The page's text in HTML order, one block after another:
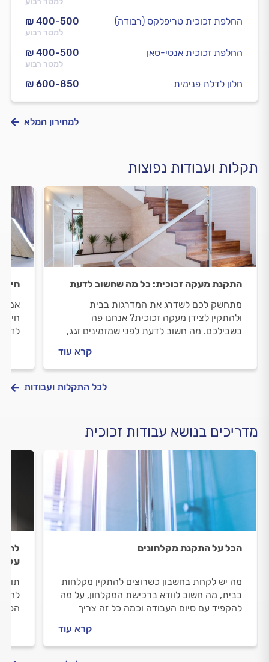
₪ 400-500
למטר רבוע
החלפת זכוכית טריפלקס (רבודה)
₪ 400-500
למטר רבוע
החלפת זכוכית אנטי-סאן
₪ 600-850 חלון לדלת פנימית
למחירון המלא
תקלות ועבודות נפוצות
התקנת מעקה זכוכית: כל מה שחשוב לדעת
מתחשק לכם לשדרג את המדרגות בבית
ולהתקין לצידן מעקה זכוכית? אנחנו פה
בשבילכם. מה חשוב לדעת לפני שמזמינים זגג,
קרא עוד
אם
לכל התקלות ועבודות
מדריכים בנושא עבודות זכוכית
הכל על התקנת מקלחונים
מה יש לקחת בחשבון כשרוצים להתקין מקלחות
בבית, מה חשוב לוודא ברכישת המקלחון, על מה
להקפיד עם סיום העבודה וכמה כל זה צריך
קרא עוד
על